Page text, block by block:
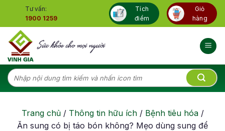
content
Tư vấn:
1900 1259
Tích
điểm
Giỏ
hàng
Tìm
kiếm:
Trang chủ/ Thông tin hữu ích/ Bệnh tiêu hóa/
Ăn sung có bị táo bón không? Mẹo dùng sung để